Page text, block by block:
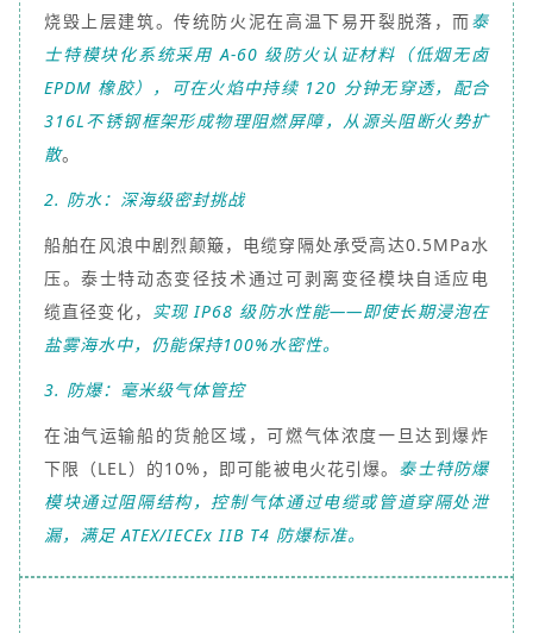
烧毁上层建筑。传统防火泥在高温下易开裂脱落，而泰
士特模块化系统采用 A-60 级防火认证材料（低烟无卤
EPDM 橡胶），可在火焰中持续 120 分钟无穿透，配合
316L不锈钢框架形成物理阻燃屏障，从源头阻断火势扩
散。
2. 防水：深海级密封挑战
船舶在风浪中剧烈颠簸，电缆穿隔处承受高达0.5MPa水
压。泰士特动态变径技术通过可剥离变径模块自适应电
缆直径变化， 实现 IP68 级防水性能——即使长期浸泡在
盐雾海水中，仍能保持100%水密性。
3. 防爆：毫米级气体管控
在油气运输船的货舱区域，可燃气体浓度一旦达到爆炸
下限（LEL）的10%，即可能被电火花引爆。 泰士特防爆
模块通过阻隔结构，控制气体通过电缆或管道穿隔处泄
漏，满足 ATEX/IECEx IIB T4 防爆标准。